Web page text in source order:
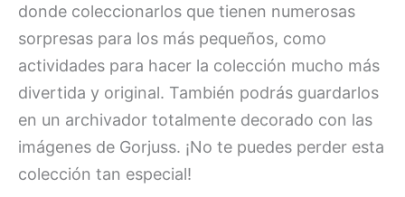
donde coleccionarlos que tienen numerosas
sorpresas para los más pequeños, como
actividades para hacer la colección mucho más
divertida y original. También podrás guardarlos
en un archivador totalmente decorado con las
imágenes de Gorjuss. ¡No te puedes perder esta
colección tan especial!